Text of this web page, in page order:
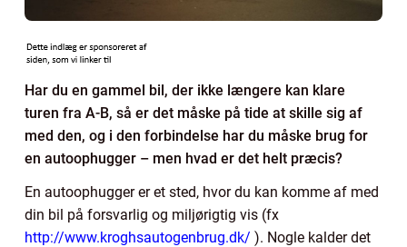
Har du en gammel bil, der ikke længere kan klare
turen fra A-B, så er det måske på tide at skille sig af
med den, og i den forbindelse har du måske brug for
en autoophugger – men hvad er det helt præcis?
En autoophugger er et sted, hvor du kan komme af med
din bil på forsvarlig og miljørigtig vis (fx
http://www.kroghsautogenbrug.dk/ ). Nogle kalder det